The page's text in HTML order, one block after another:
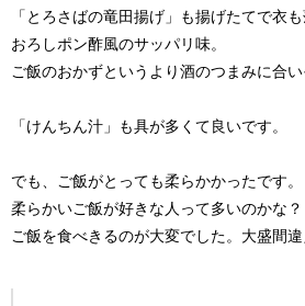
「とろさばの竜田揚げ」も揚げたてで衣
おろしポン酢風のサッパリ味。
ご飯のおかずというより酒のつまみに合い
「けんちん汁」も具が多くて良いです。
でも、ご飯がとっても柔らかかったです。
柔らかいご飯が好きな人って多いのかな？
ご飯を食べきるのが大変でした。大盛間